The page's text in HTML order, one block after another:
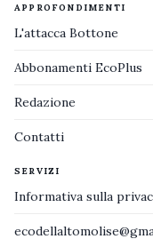
APPROFONDIMENTI
L'attacca Bottone
Abbonamenti EcoPlus
Redazione
Contatti
SERVIZI
Informativa sulla